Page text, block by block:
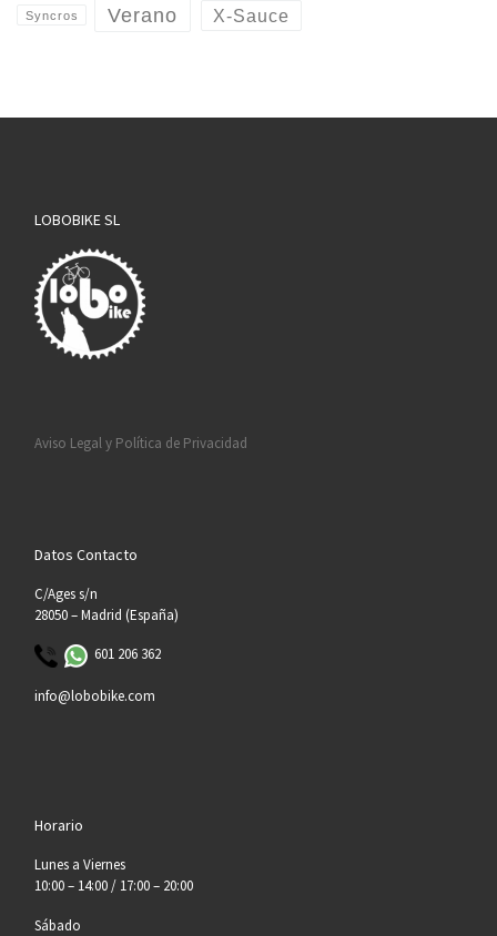
Syncros Verano X-Sauce
LOBOBIKE SL
Aviso Legal y Política de Privacidad
Datos Contacto
C/Ages s/n
28050 – Madrid (España)
601 206 362
info@lobobike.com
Horario
Lunes a Viernes
10:00 – 14:00 / 17:00 – 20:00
Sábado